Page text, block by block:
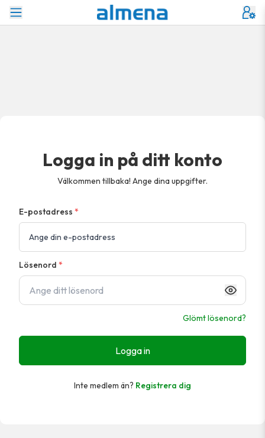
Logga in på ditt konto
Välkommen tillbaka! Ange dina uppgifter.
E-postadress *
Lösenord *
Glömt lösenord?
Logga in
Inte medlem än? Registrera dig